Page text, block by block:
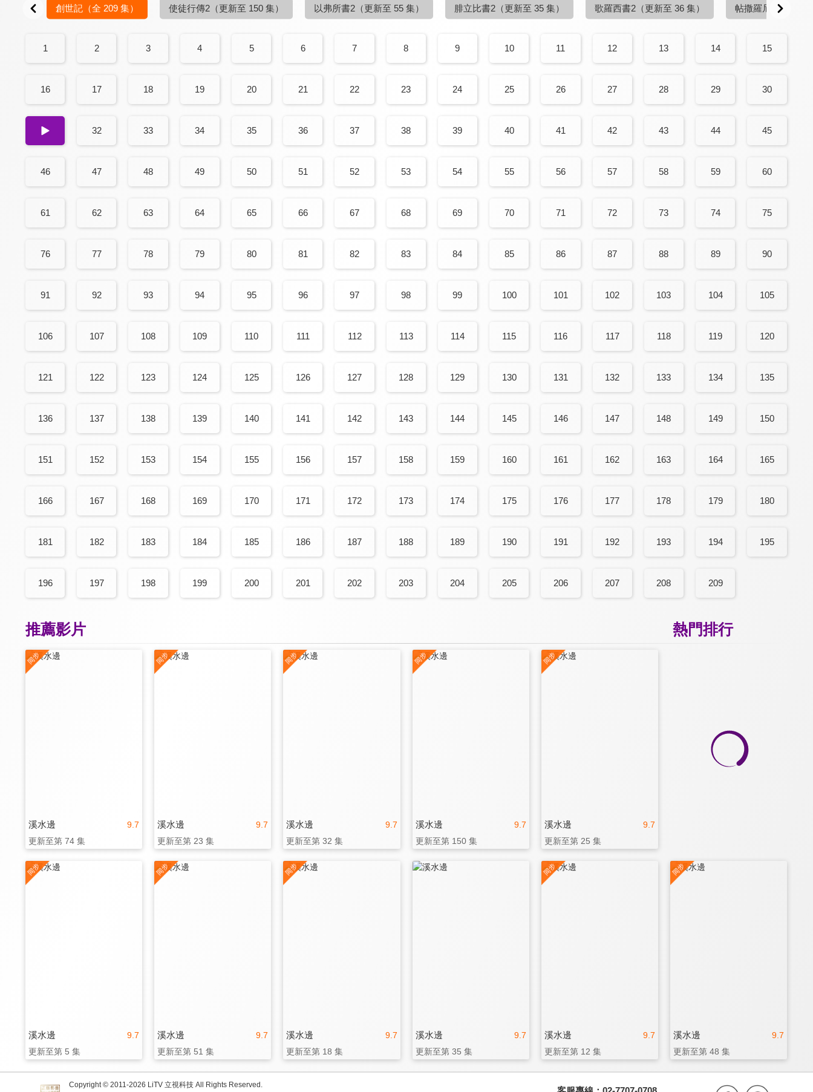
創世記 （全 209 集） 使徒行傳2 （更新至 150 集） 以弗所書2 （更新至 55 集） 腓立比書2 （更新至 35 集） 歌羅西書2 （更新至 36 集） 帖撒羅尼迦前書2
1 2 3 4 5 6 7 8 9 10 11 12 13 14 15
16 17 18 19 20 21 22 23 24 25 26 27 28 29 30
31 32 33 34 35 36 37 38 39 40 41 42 43 44 45
46 47 48 49 50 51 52 53 54 55 56 57 58 59 60
61 62 63 64 65 66 67 68 69 70 71 72 73 74 75
76 77 78 79 80 81 82 83 84 85 86 87 88 89 90
91 92 93 94 95 96 97 98 99 100 101 102 103 104 105
106 107 108 109 110 111 112 113 114 115 116 117 118 119 120
121 122 123 124 125 126 127 128 129 130 131 132 133 134 135
136 137 138 139 140 141 142 143 144 145 146 147 148 149 150
151 152 153 154 155 156 157 158 159 160 161 162 163 164 165
166 167 168 169 170 171 172 173 174 175 176 177 178 179 180
181 182 183 184 185 186 187 188 189 190 191 192 193 194 195
196 197 198 199 200 201 202 203 204 205 206 207 208 209
熱門排行
推薦影片
9.7
溪水邊
更新至第 74 集
9.7
溪水邊
更新至第 23 集
9.7
溪水邊
更新至第 32 集
9.7
溪水邊
更新至第 150 集
9.7
溪水邊
更新至第 25 集
9.7
溪水邊
更新至第 5 集
9.7
溪水邊
更新至第 51 集
9.7
溪水邊
更新至第 18 集
9.7
溪水邊
更新至第 35 集
9.7
溪水邊
更新至第 12 集
9.7
溪水邊
更新至第 48 集
Copyright © 2011-2026 LiTV 立視科技 All Rights Reserved.